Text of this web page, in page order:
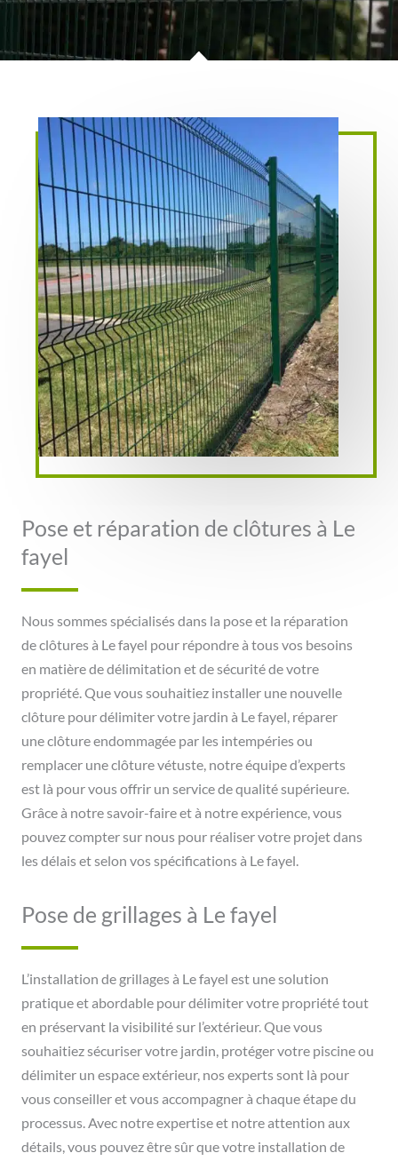
Pose et réparation de clôtures à Le
fayel
Nous sommes spécialisés dans la pose et la réparation
de clôtures à Le fayel pour répondre à tous vos besoins
en matière de délimitation et de sécurité de votre
propriété. Que vous souhaitiez installer une nouvelle
clôture pour délimiter votre jardin à Le fayel, réparer
une clôture endommagée par les intempéries ou
remplacer une clôture vétuste, notre équipe d’experts
est là pour vous offrir un service de qualité supérieure.
Grâce à notre savoir-faire et à notre expérience, vous
pouvez compter sur nous pour réaliser votre projet dans
les délais et selon vos spécifications à Le fayel.
Pose de grillages à Le fayel
L’installation de grillages à Le fayel est une solution
pratique et abordable pour délimiter votre propriété tout
en préservant la visibilité sur l’extérieur. Que vous
souhaitiez sécuriser votre jardin, protéger votre piscine ou
délimiter un espace extérieur, nos experts sont là pour
vous conseiller et vous accompagner à chaque étape du
processus. Avec notre expertise et notre attention aux
détails, vous pouvez être sûr que votre installation de